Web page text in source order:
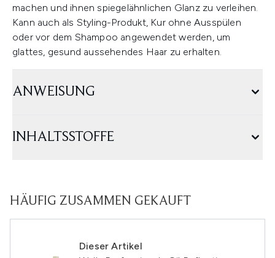
machen und ihnen spiegelähnlichen Glanz zu verleihen.
Kann auch als Styling-Produkt, Kur ohne Ausspülen
oder vor dem Shampoo angewendet werden, um
glattes, gesund aussehendes Haar zu erhalten.
ANWEISUNG
INHALTSSTOFFE
HÄUFIG ZUSAMMEN GEKAUFT
Dieser Artikel